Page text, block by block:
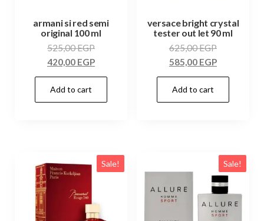
armani si red semi
original 100 ml
525,00EGP
420,00 EGP
Add to cart
versace bright crystal
tester out let 90 ml
625,00EGP
585,00 EGP
Add to cart
Sale! Sale!